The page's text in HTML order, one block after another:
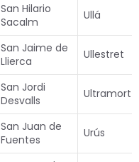
San Hilario
Sacalm
Ullá
San Jaime de
Llierca
Ullestret
San Jordi
Desvalls
Ultramort
San Juan de
Fuentes
Urús